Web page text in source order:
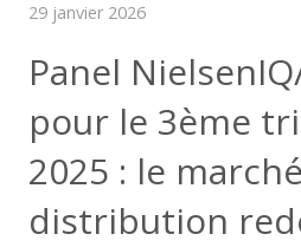
29 janvier 2026
Panel
pour le 3ème
2025 : le
distribution